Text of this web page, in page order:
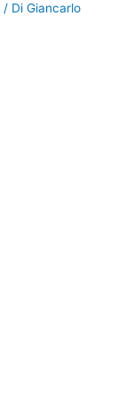
/ Di Giancarlo